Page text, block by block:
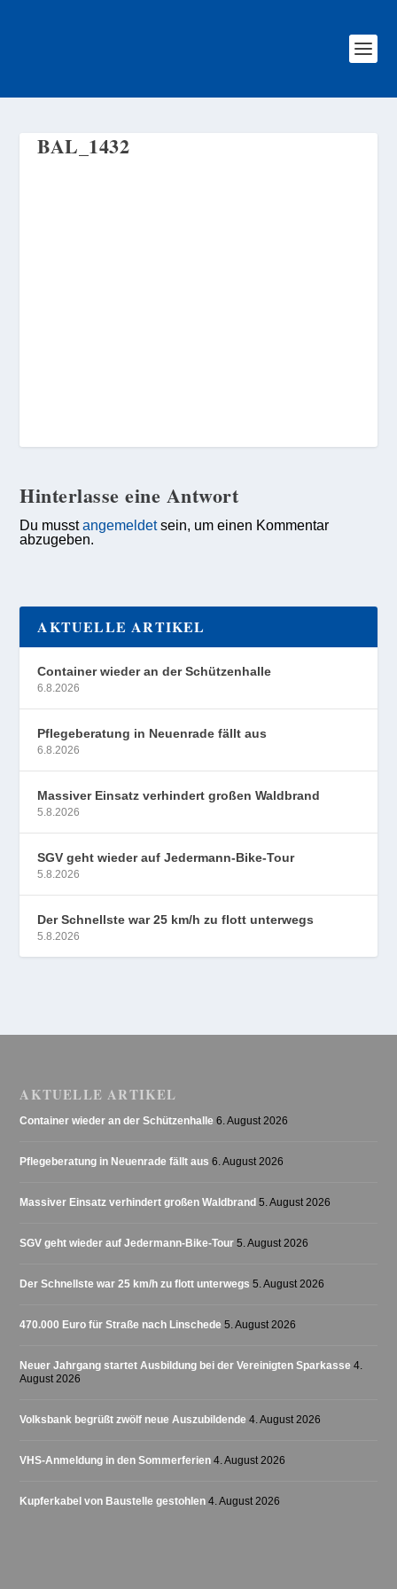
BAL_1432
Hinterlasse eine Antwort
Du musstangemeldetsein, um einen Kommentar
abzugeben.
AKTUELLE ARTIKEL
Container wieder an der Schützenhalle
6.8.2026
Pflegeberatung in Neuenrade fällt aus
6.8.2026
Massiver Einsatz verhindert großen Waldbrand
5.8.2026
SGV geht wieder auf Jedermann-Bike-Tour
5.8.2026
Der Schnellste war 25 km/h zu flott unterwegs
5.8.2026
AKTUELLE ARTIKEL
Container wieder an der Schützenhalle 6. August 2026
Pflegeberatung in Neuenrade fällt aus 6. August 2026
Massiver Einsatz verhindert großen Waldbrand 5. August 2026
SGV geht wieder auf Jedermann-Bike-Tour 5. August 2026
Der Schnellste war 25 km/h zu flott unterwegs 5. August 2026
470.000 Euro für Straße nach Linschede 5. August 2026
Neuer Jahrgang startet Ausbildung bei der Vereinigten Sparkasse 4.
August 2026
Volksbank begrüßt zwölf neue Auszubildende 4. August 2026
VHS-Anmeldung in den Sommerferien 4. August 2026
Kupferkabel von Baustelle gestohlen 4. August 2026